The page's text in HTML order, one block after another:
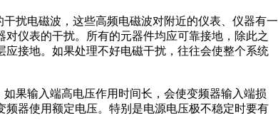
扰电磁波，这些高频电磁波对附近的仪表、仪器有一
仪表的干扰。所有的元器件均应可靠接地，除此之
接地。如果处理不好电磁干扰，往往会使整个系统
果输入端高电压作用时间长，会使变频器输入端损
器使用额定电压。特别是电源电压极不稳定时要有